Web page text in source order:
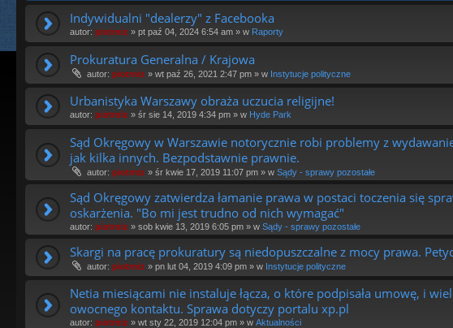
Indywidualni "dealerzy" z Facebooka
autor: piotrniz » pt paź 04, 2024 6:54 am » w Raporty
Prokuratura Generalna / Krajowa
autor: piotrniz » wt paź 26, 2021 2:47 pm » w Instytucje polityczne
Urbanistyka Warszawy obraża uczucia religijne!
autor: piotrniz » śr sie 14, 2019 4:34 pm » w Hyde Park
Sąd Okręgowy w Warszawie notorycznie robi problemy z
jak kilka innych. Bezpodstawnie prawnie.
autor: piotrniz » śr kwie 17, 2019 11:07 pm » w Sądy - sprawy pozostałe
Sąd Okręgowy zatwierdza łamanie prawa w postaci toczenia się
oskarżenia. "Bo mi jest trudno od nich wymagać"
autor: piotrniz » sob kwie 13, 2019 6:05 pm » w Sądy - sprawy pozostałe
Skargi na pracę prokuratury są niedopuszczalne z mocy prawa.
autor: piotrniz » pn lut 04, 2019 4:09 pm » w Instytucje polityczne
Netia miesiącami nie instaluje łącza, o które podpisała umowę, i
owocnego kontaktu. Sprawa dotyczy portalu xp.pl
autor: piotrniz » wt sty 22, 2019 12:04 pm » w Aktualności